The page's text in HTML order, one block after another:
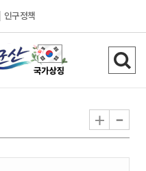
인구정책
검
색
기
+ -